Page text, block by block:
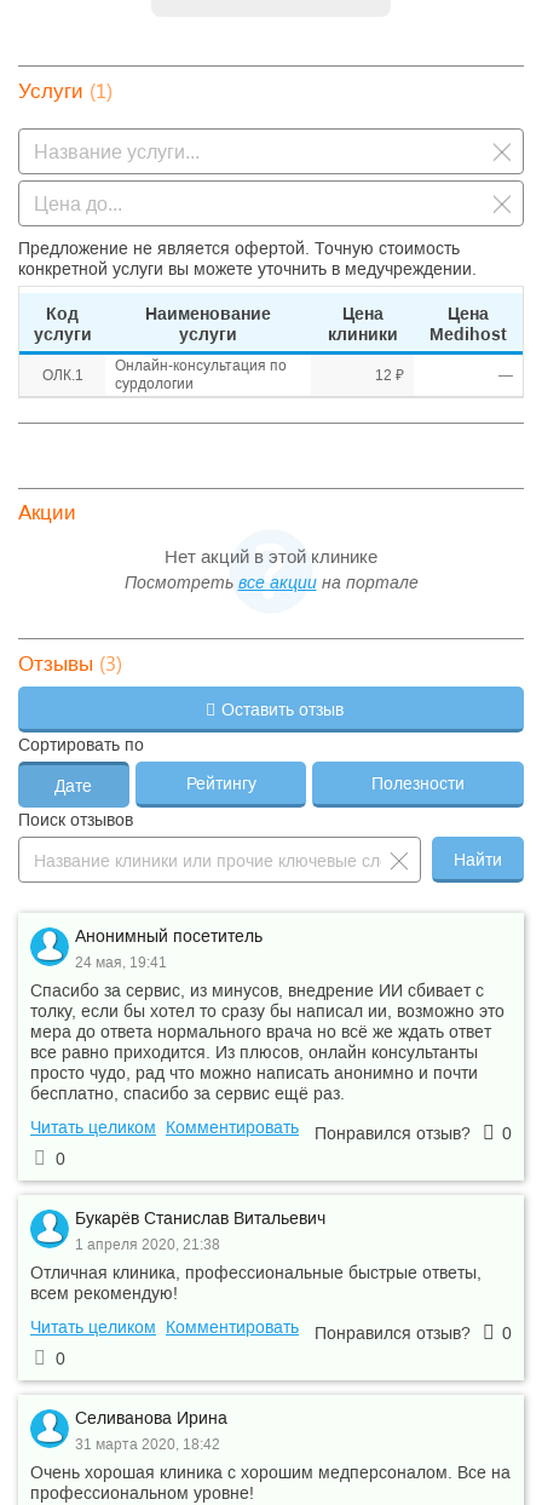
Услуги (1)
Предложение не является офертой. Точную стоимость
конкретной услуги вы можете уточнить в медучреждении.
Код
услуги
Наименование
услуги
Цена
клиники
Цена
Medihost
ОЛК.1
Онлайн-консультация по
сурдологии
12 ₽ —
Акции
Нет акций в этой клинике
Посмотреть все акциина портале
Отзывы (3)
Оставить отзыв
Сортировать по
Дате Рейтингу
Полезности
Поиск отзывов
Найти
Анонимный посетитель
24 мая, 19:41
Спасибо за сервис, из минусов, внедрение ИИ сбивает с
толку, если бы хотел то сразу бы написал ии, возможно это
мера до ответа нормального врача но всё же ждать ответ
все равно приходится. Из плюсов, онлайн консультанты
просто чудо, рад что можно написать анонимно и почти
бесплатно, спасибо за сервис ещё раз.
Читать целиком
Комментировать Понравился отзыв?
0
0
Букарёв Станислав Витальевич
1 апреля 2020, 21:38
Отличная клиника, профессиональные быстрые ответы,
всем рекомендую!
Читать целиком
Комментировать Понравился отзыв?
0
0
Селиванова Ирина
31 марта 2020, 18:42
Очень хорошая клиника с хорошим медперсоналом. Все на
профессиональном уровне!